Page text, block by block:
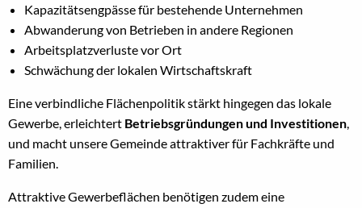
Kapazitätsengpässe für bestehende Unternehmen
Abwanderung von Betrieben in andere Regionen
Arbeitsplatzverluste vor Ort
Schwächung der lokalen Wirtschaftskraft
Eine verbindliche Flächenpolitik stärkt hingegen das lokale
Gewerbe, erleichtert Betriebsgründungen und Investitionen,
und macht unsere Gemeinde attraktiver für Fachkräfte und
Familien.
Attraktive Gewerbeflächen benötigen zudem eine